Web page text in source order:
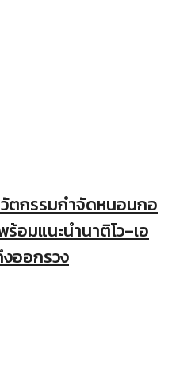
วัตกรรมกำจัดหนอนกอ
อมแนะนำนาติโว–เอ
ออกรวง